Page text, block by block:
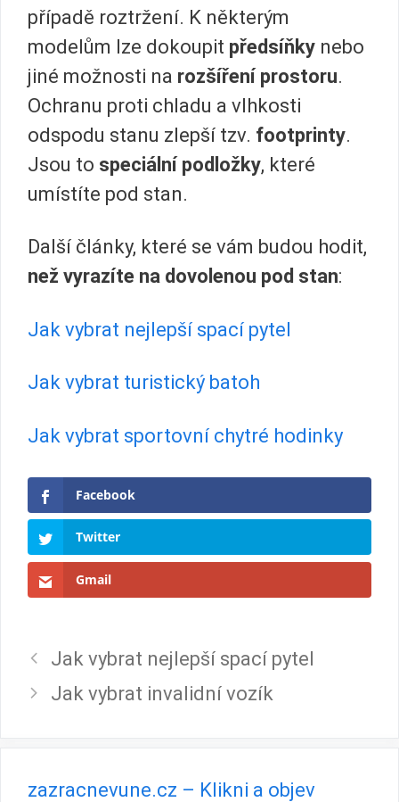
případě roztržení. K některým
modelům lze dokoupit předsíňky nebo
jiné možnosti na rozšíření prostoru.
Ochranu proti chladu a vlhkosti
odspodu stanu zlepší tzv. footprinty.
Jsou to speciální podložky, které
umístíte pod stan.
Další články, které se vám budou hodit,
než vyrazíte na dovolenou pod stan:
Jak vybrat nejlepší spací pytel
Jak vybrat turistický batoh
Jak vybrat sportovní chytré hodinky
Facebook
Twitter
Gmail
Jak vybrat nejlepší spací pytel
Jak vybrat invalidní vozík
zazracnevune.cz – Klikni a objev